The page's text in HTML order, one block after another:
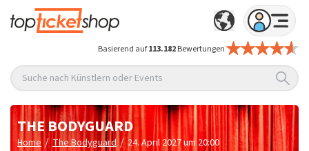
Basierend auf113.182Bewertungen
Suche nach Künstlern oder Events
THE BODYGUARD
Home / The Bodyguard / 24. April 2027 um 20:00